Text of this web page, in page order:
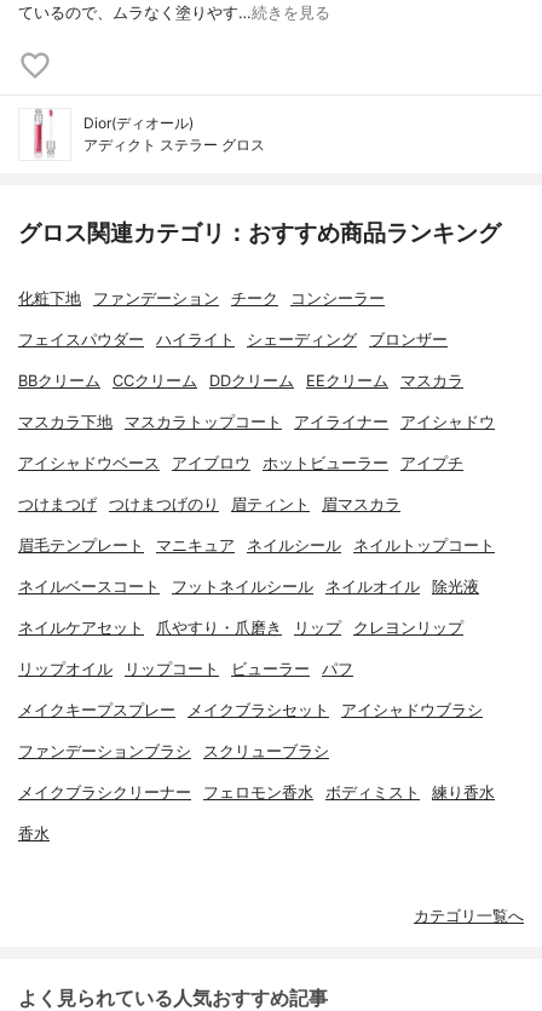
ているので、ムラなく塗りやす…続きを見る
Dior(ディオール)
アディクト ステラー グロス
グロス関連カテゴリ：おすすめ商品ランキング
化粧下地 ファンデーション チーク コンシーラー
フェイスパウダー ハイライト シェーディング ブロンザー
BBクリーム CCクリーム DDクリーム EEクリーム マスカラ
マスカラ下地 マスカラトップコート アイライナー アイシャドウ
アイシャドウベース アイブロウ ホットビューラー アイプチ
つけまつげ つけまつげのり 眉ティント 眉マスカラ
眉毛テンプレート マニキュア ネイルシール ネイルトップコート
ネイルベースコート フットネイルシール ネイルオイル 除光液
ネイルケアセット 爪やすり・爪磨き リップ クレヨンリップ
リップオイル リップコート ビューラー パフ
メイクキープスプレー メイクブラシセット アイシャドウブラシ
ファンデーションブラシ スクリューブラシ
メイクブラシクリーナー フェロモン香水 ボディミスト 練り香水
香水
カテゴリ一覧へ
よく見られている人気おすすめ記事